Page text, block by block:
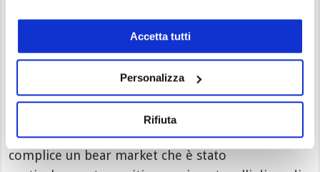
Accetta tutti
Personalizza
Rifiuta
perché segnala come ci sia ancora
all’interno del mondoDeFiper protocolli che
possono raccogliere importante TVL e diffusione.
Il riscatto incredibile: HBAR
Hederaveniva da un periodo non felicissimo,
complice un bear market che è stato